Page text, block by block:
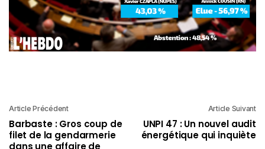
Article Précédent
Barbaste : Gros coup de
filet de la gendarmerie
dans une affaire de
Article Suivant
UNPI 47 : Un nouvel audit
énergétique qui inquiète